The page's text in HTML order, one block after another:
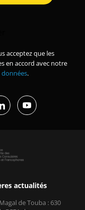
acceptez que les
en accord avec notre
.
actualités
de Touba : 630